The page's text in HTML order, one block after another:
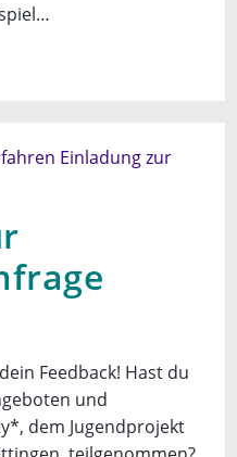
Feedback! Hast du
und
dem Jugendprojekt